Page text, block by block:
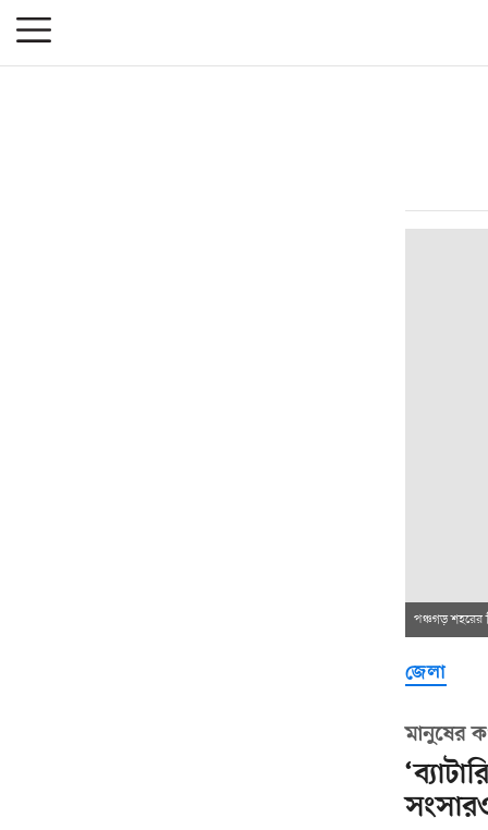
পঞ্চগড় শহরের
জেলা
মানুষের